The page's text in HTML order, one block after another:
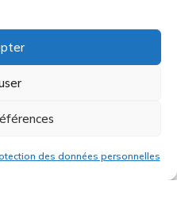
des données personnelles